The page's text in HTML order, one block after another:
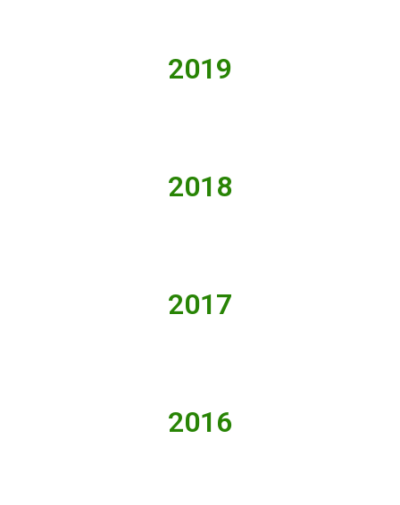
2019
2018
2017
2016